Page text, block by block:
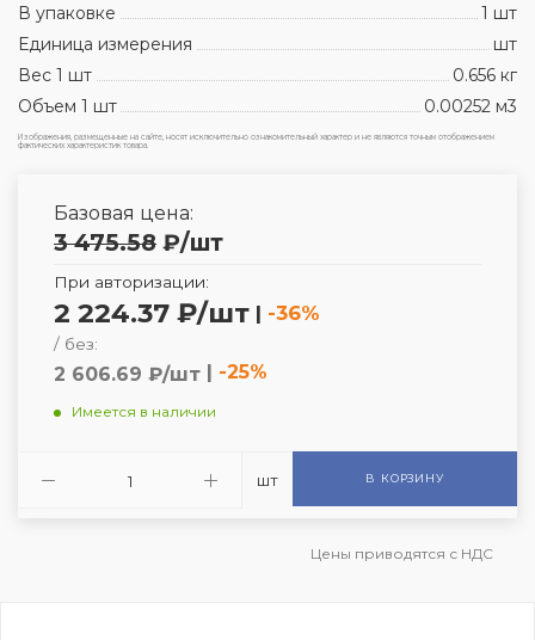
В упаковке
1 шт
Единица измерения
шт
Вес 1 шт
0.656 кг
Объем 1 шт
0.00252 м3
Изображения, размещенные на сайте, носят исключительно ознакомительный характер и не являются точным отображением
фактических характеристик товара.
Базовая цена:
3 475.58 ₽/шт
При авторизации:
2 224.37 ₽/шт | -36%
/ без:
2 606.69 ₽/шт | -25%
Имеется в наличии
шт В КОРЗИНУ
Цены приводятся с НДС